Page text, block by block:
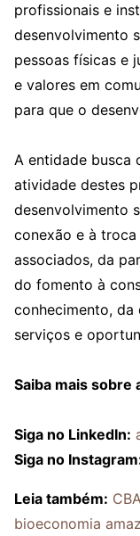
profissionais e
desenvolvimento
pessoas físicas e
e valores em
para que o
A entidade busca
atividade destes
desenvolvimento
conexão e à
associados, da
do fomento à
conhecimento,
serviços e
Saiba mais sobre
Siga no LinkedIn:
Siga no
Leia também:
bioeconomia